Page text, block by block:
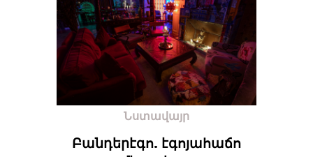
Նստավայր
Բանդերէգո. էգոյահաճո